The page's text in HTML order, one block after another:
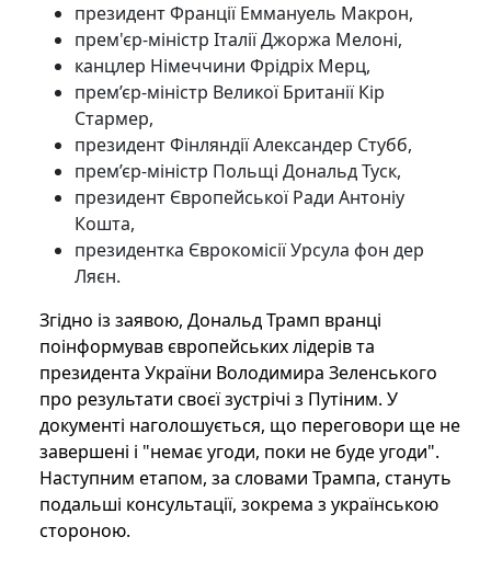
президент Франції Еммануель Макрон,
прем'єр-міністр Італії Джоржа Мелоні,
канцлер Німеччини Фрідріх Мерц,
прем’єр-міністр Великої Британії Кір
Стармер,
президент Фінляндії Александер Стубб,
прем’єр-міністр Польщі Дональд Туск,
президент Європейської Ради Антоніу
Кошта,
президентка Єврокомісії Урсула фон дер
Ляєн.
Згідно із заявою, Дональд Трамп вранці
поінформував європейських лідерів та
президента України Володимира Зеленського
про результати своєї зустрічі з Путіним. У
документі наголошується, що переговори ще не
завершені і "немає угоди, поки не буде угоди".
Наступним етапом, за словами Трампа, стануть
подальші консультації, зокрема з українською
стороною.